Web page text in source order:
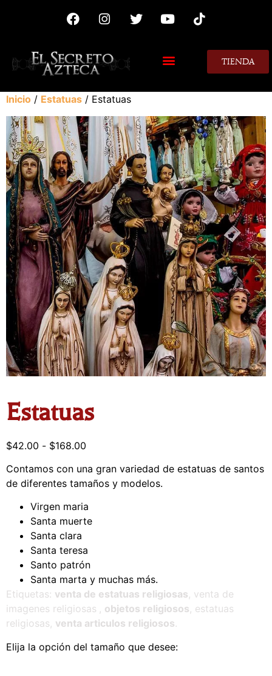
TIENDA
Inicio / Estatuas / Estatuas
Estatuas
$42.00 - $168.00
Contamos con una gran variedad de estatuas de santos
de diferentes tamaños y modelos.
Virgen maria
Santa muerte
Santa clara
Santa teresa
Santo patrón
Santa marta y muchas más.
Etiquetas: venta de estatuas religiosas, venta de
imagenes religiosas , objetos religiosos, estatuas
religiosas, venta articulos religiosos.
Elija la opción del tamaño que desee: